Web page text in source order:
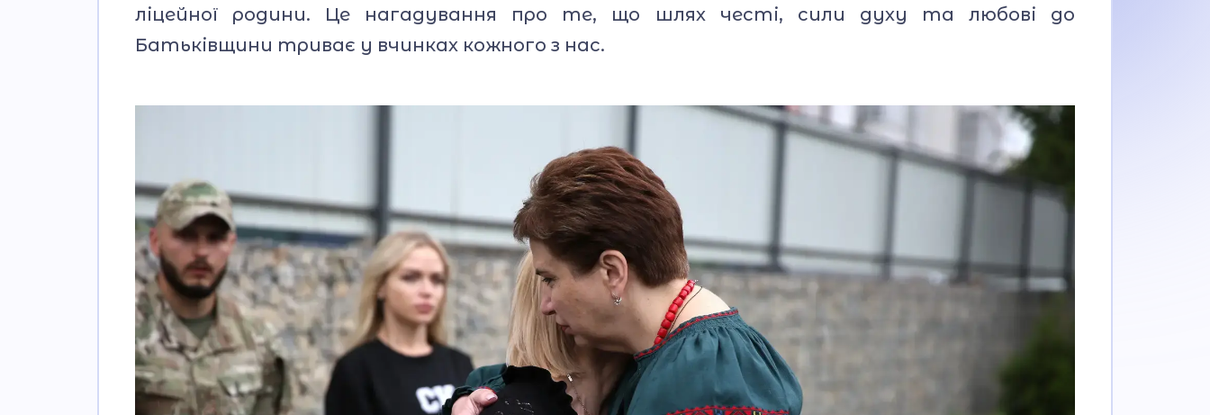
ліцейної родини. Це нагадування про те, що шлях честі, сили духу та любові до
Батьківщини триває у вчинках кожного з нас.